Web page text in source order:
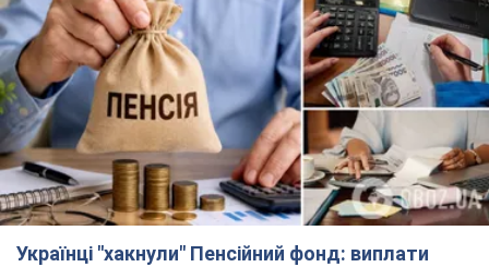
Українці "хакнули" Пенсійний фонд: виплати